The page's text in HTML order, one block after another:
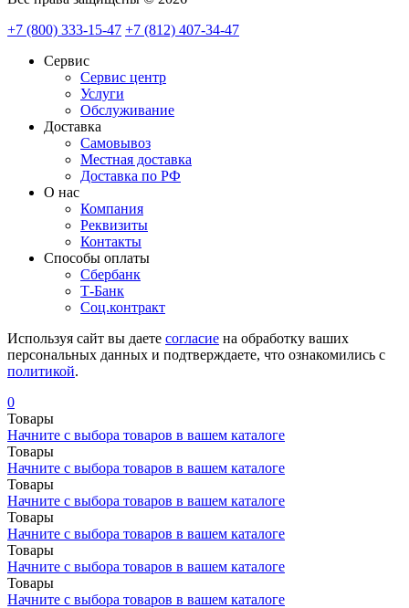
+7 (800) 333-15-47 +7 (812) 407-34-47
Сервис
Сервис центр
Услуги
Обслуживание
Доставка
Самовывоз
Местная доставка
Доставка по РФ
О нас
Компания
Реквизиты
Контакты
Cпособы оплаты
Сбербанк
Т-Банк
Соц.контракт
Используя сайт вы даете согласие на обработку ваших
персональных данных и подтверждаете, что ознакомились с
политикой.
0
Товары
Начните с выбора товаров в вашем каталоге
Товары
Начните с выбора товаров в вашем каталоге
Товары
Начните с выбора товаров в вашем каталоге
Товары
Начните с выбора товаров в вашем каталоге
Товары
Начните с выбора товаров в вашем каталоге
Товары
Начните с выбора товаров в вашем каталоге